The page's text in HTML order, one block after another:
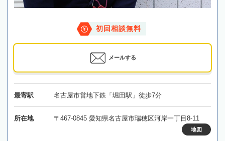
初回相談無料
メールする
最寄駅 名古屋市営地下鉄「堀田駅」徒歩7分
所在地 〒467-0845 愛知県名古屋市瑞穂区河岸一丁目8-11
地図